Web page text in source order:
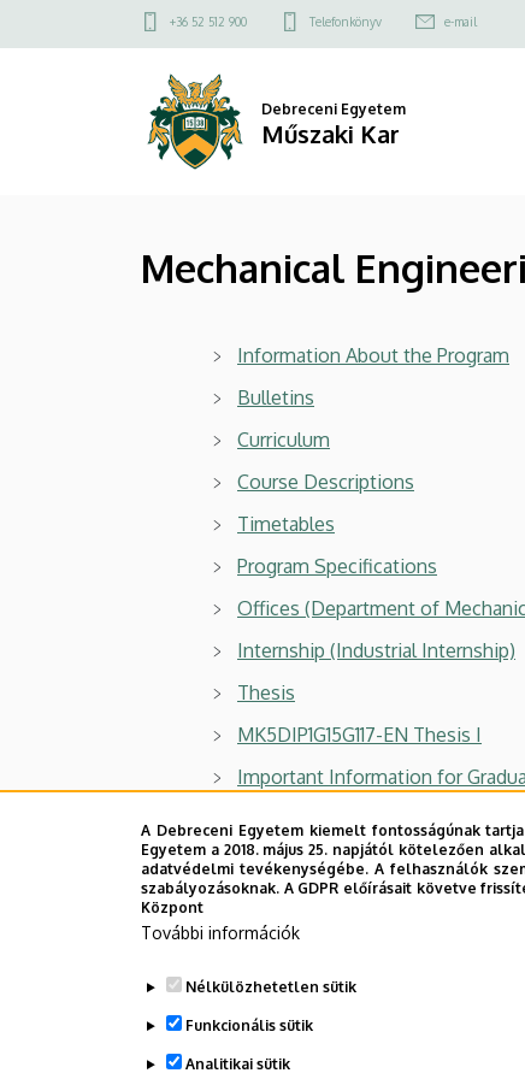
Mechanical
Engineering
a
Felső
menü
+36 52 512 900 Telefonkönyv e-mail
Debreceni Egyetem
Műszaki Kar
Mechanical
Information About the Program
Bulletins
Curriculum
Course Descriptions
Timetables
Program Specifications
Offices (Department of
Internship (Industrial Internship)
Thesis
MK5DIP1G15G117-EN Thesis I
Important Information for
Graduation ceremony
Legutóbbi frissítés: 2023. 11. 14. 13:01
A Debreceni Egyetem kiemelt fontosságúnak
Egyetem a 2018. május 25. napjától kötelezően
adatvédelmi tevékenységébe. A felhasználók
szabályozásoknak. A GDPR előírásait követve
Központ
További információk
Nélkülözhetetlen sütik
Funkcionális sütik
Analitikai sütik